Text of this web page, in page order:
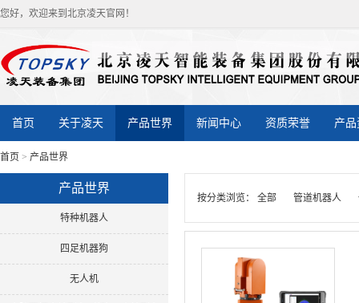
您好，欢迎来到北京凌天官网！
首页 关于凌天 产品世界 新闻中心 资质荣誉 产
首页 > 产品世界
产品世界
特种机器人
四足机器狗
无人机
按分类浏览： 全部 管道机器人